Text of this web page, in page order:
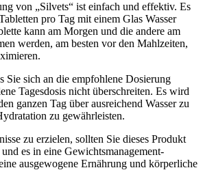
von „Silvets“ ist einfach und effektiv. Es
pro Tag mit einem Glas Wasser
kann am Morgen und die andere am
werden, am besten vor den Mahlzeiten,
Sie sich an die empfohlene Dosierung
Tagesdosis nicht überschreiten. Es wird
ganzen Tag über ausreichend Wasser zu
zu gewährleisten.
zu erzielen, sollten Sie dieses Produkt
es in eine Gewichtsmanagement-
ausgewogene Ernährung und körperliche